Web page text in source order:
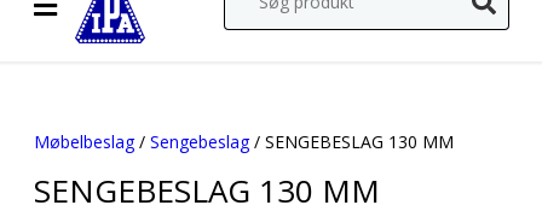
Møbelbeslag/ Sengebeslag/ SENGEBESLAG 130 MM
SENGEBESLAG 130 MM